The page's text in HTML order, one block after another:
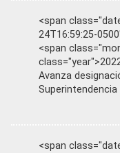
<span
24T16:59:25-
<span
Avanza
<span